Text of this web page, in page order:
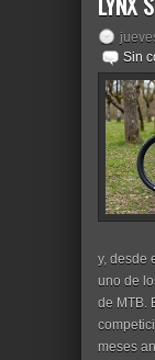
Sin
y, desde
uno de
de MTB.
meses